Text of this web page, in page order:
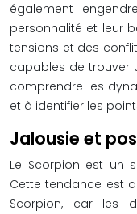
également
personnalité et leur
tensions et des
capables de trouver
comprendre les
et à identifier les
Jalousie et
Le Scorpion est un
Cette tendance est
Scorpion, car les